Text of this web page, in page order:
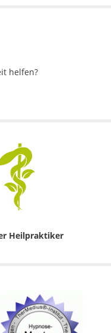
helfen?
Heilpraktiker